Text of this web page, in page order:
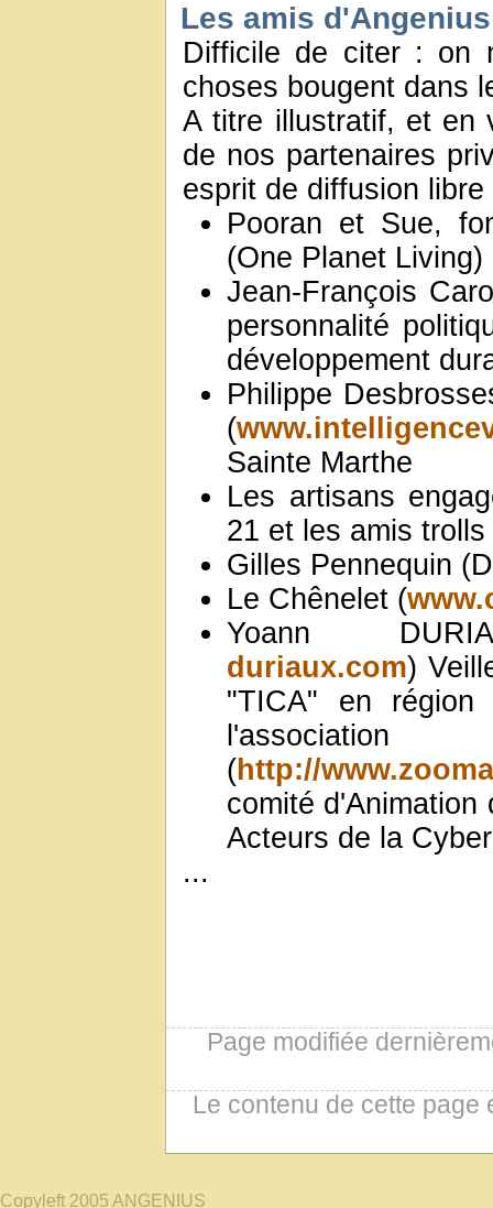
Les amis d'Angenius
Difficile de citer : on
choses bougent dans
A titre illustratif, et en
de nos partenaires
esprit de diffusion
Pooran et Sue,
(One Planet Living)
Jean-François
personnalité
développement
Philippe
(
Sainte Marthe
Les artisans
21 et les amis trolls
Gilles Pennequin
Le Chênelet (
Yoann
duriaux.com)
"TICA" en région
(http://
comité d'Animation
Acteurs de la
...
Page modifiée
Le contenu de cette
Copyleft 2005 ANGENIUS